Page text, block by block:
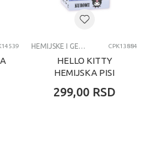
HEMIJSKE
HEMIJSKE I GEL OLOVKE I NALIV PERA CPK13884
HELLO KITTY
HEMIJSKA PISI
299,00 RSD